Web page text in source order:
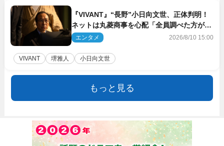
『VIVANT』“長野”小日向文世、正体判明！
ネットは丸菱商事を心配「全員調べた方がい
い」「魔境すぎん？？」
エンタメ 2026/8/10 15:00
VIVANT 堺雅人 小日向文世
もっと見る